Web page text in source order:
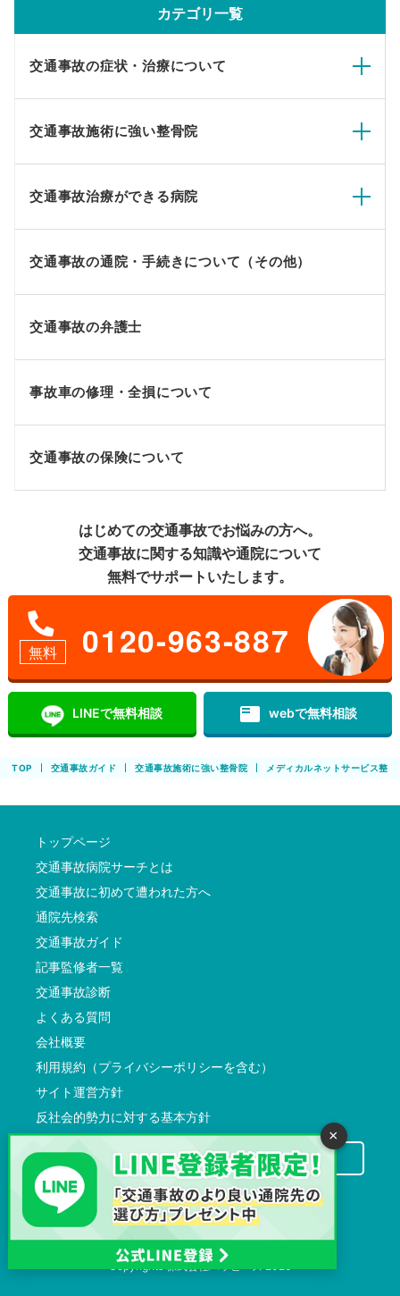
カテゴリ一覧
交通事故の症状・治療について
交通事故施術に強い整骨院
交通事故治療ができる病院
交通事故の通院・手続きについて（その他）
交通事故の弁護士
事故車の修理・全損について
交通事故の保険について
はじめての交通事故でお悩みの方へ。
交通事故に関する知識や通院について
無料でサポートいたします。
無料 0120-963-887
LINEで無料相談 featured_play_list webで無料相談
TOP 交通事故ガイド 交通事故施術に強い整骨院 メディカルネットサービス整
トップページ
交通事故病院サーチとは
交通事故に初めて遭われた方へ
通院先検索
交通事故ガイド
記事監修者一覧
交通事故診断
よくある質問
会社概要
利用規約（プライバシーポリシーを含む）
サイト運営方針
反社会的勢力に対する基本方針
交通事故病院サーチに掲載希望の先生方へ
Copyrights 株式会社ハッピーズ
×